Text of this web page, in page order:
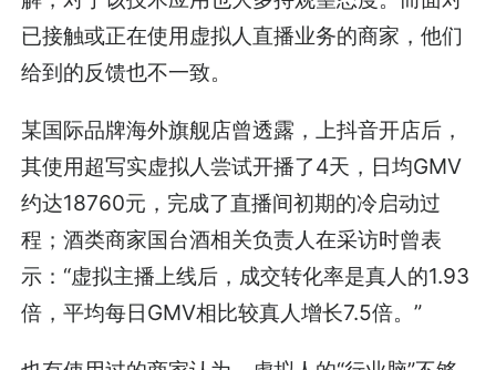
已接触或正在使用虚拟人直播业务的商家，他们
给到的反馈也不一致。
某国际品牌海外旗舰店曾透露，上抖音开店后，
其使用超写实虚拟人尝试开播了4天，日均GMV
约达18760元，完成了直播间初期的冷启动过
程；酒类商家国台酒相关负责人在采访时曾表
示：“虚拟主播上线后，成交转化率是真人的1.93
倍，平均每日GMV相比较真人增长7.5倍。”